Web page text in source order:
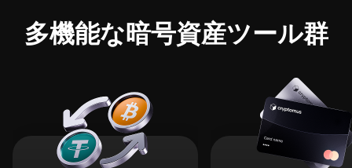
多機能な暗号資産ツール群